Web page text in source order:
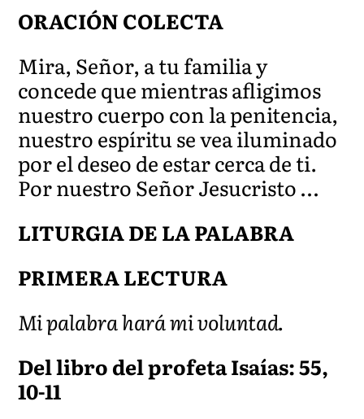
ORACIÓN COLECTA
Mira, Señor, a tu familia y
concede que mientras afligimos
nuestro cuerpo con la penitencia,
nuestro espíritu se vea iluminado
por el deseo de estar cerca de ti.
Por nuestro Señor Jesucristo …
LITURGIA DE LA PALABRA
PRIMERA LECTURA
Mi palabra hará mi voluntad.
Del libro del profeta Isaías: 55,
10-11